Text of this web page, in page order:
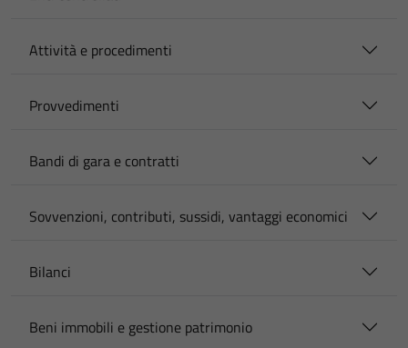
Attività e procedimenti
Provvedimenti
Bandi di gara e contratti
Sovvenzioni, contributi, sussidi, vantaggi economici
Bilanci
Beni immobili e gestione patrimonio